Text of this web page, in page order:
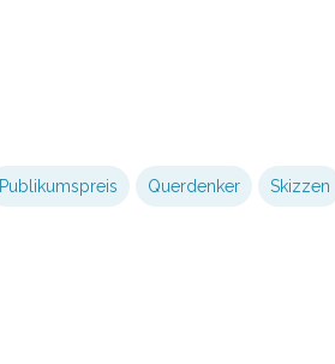
Publikumspreis Querdenker Skizzen